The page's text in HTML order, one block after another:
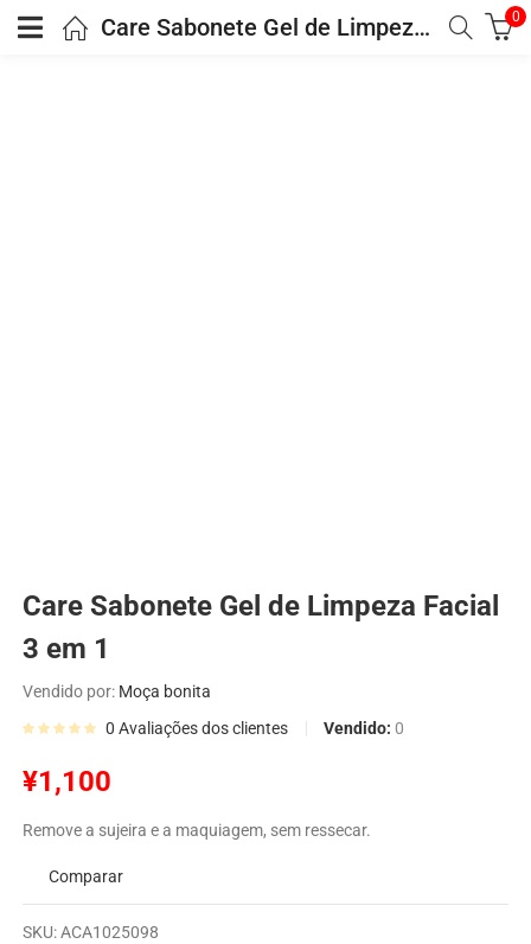
Care Sabonete Gel de Limpeza Facial 3 em 1 0
Care Sabonete Gel de Limpeza Facial
3 em 1
Vendido por: Moça bonita
0 Avaliações dos clientes Vendido:0
¥1,100
Remove a sujeira e a maquiagem, sem ressecar.
Comparar
SKU:ACA1025098